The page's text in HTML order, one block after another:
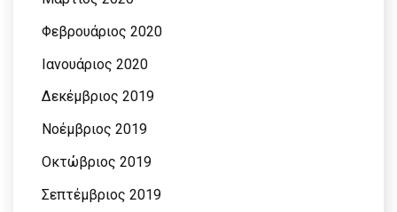
Φεβρουάριος 2020
Ιανουάριος 2020
Δεκέμβριος 2019
Νοέμβριος 2019
Οκτώβριος 2019
Σεπτέμβριος 2019